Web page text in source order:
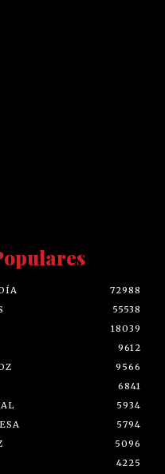
72988
55538
18039
9612
9566
6841
5934
5794
5096
4225